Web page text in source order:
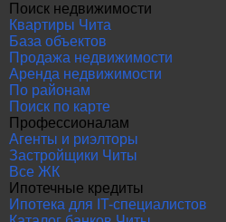
Поиск недвижимости
Квартиры Чита
База объектов
Продажа недвижимости
Аренда недвижимости
По районам
Поиск по карте
Профессионалам
Агенты и риэлторы
Застройщики Читы
Все ЖК
Ипотечные кредиты
Ипотека для IT-специалистов